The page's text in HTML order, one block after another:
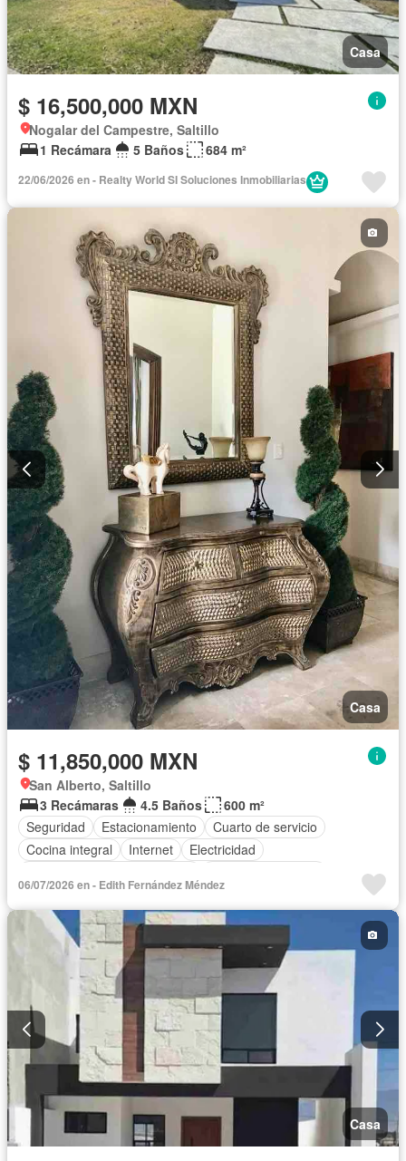
Casa
$ 16,500,000 MXN
Nogalar del Campestre, Saltillo
1 Recámara
5 Baños 684 m²
22/06/2026 en - Realty World SI Soluciones Inmobiliarias
Casa
$ 11,850,000 MXN
San Alberto, Saltillo
3 Recámaras
4.5 Baños
600 m²
Seguridad
Estacionamiento
Cuarto de servicio
Cocina integral
Internet
Electricidad
Cocina equipada
Agua
Gas natural
Televisión por cable
Caseta de vigilancia
Zonas verdes
Recámara con closet
Solo familias
Permite niños
Permite mascotas
Sin amueblar
06/07/2026 en - Edith Fernández Méndez
Casa